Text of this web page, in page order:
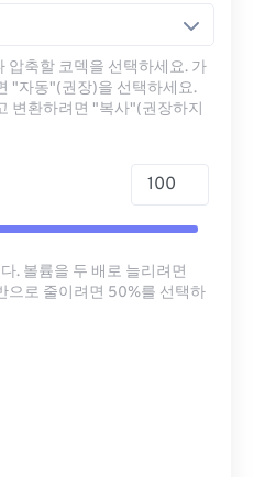
압축할 코덱을 선택하세요. 가
"자동"(권장)을 선택하세요.
변환하려면 "복사"(권장하지
. 볼륨을 두 배로 늘리려면
으로 줄이려면 50%를 선택하